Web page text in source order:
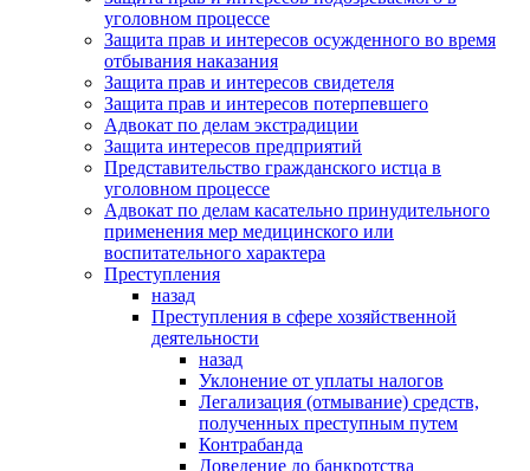
уголовном процессе
Защита прав и интересов осужденного во время
отбывания наказания
Защита прав и интересов свидетеля
Защита прав и интересов потерпевшего
Адвокат по делам экстрадиции
Защита интересов предприятий
Представительство гражданского истца в
уголовном процессе
Адвокат по делам касательно принудительного
применения мер медицинского или
воспитательного характера
Преступления
назад
Преступления в сфере хозяйственной
деятельности
назад
Уклонение от уплаты налогов
Легализация (отмывание) средств,
полученных преступным путем
Контрабанда
Доведение до банкротства